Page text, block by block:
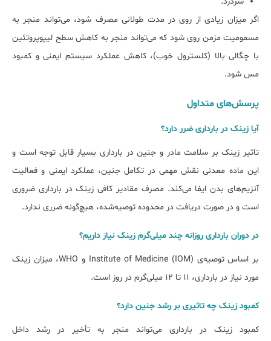
اگر میزان زیادی از روی در مدت طولانی مصرف شود، می‌تواند منجر به
مسمومیت مزمن روی شود که می‌تواند منجر به کاهش سطح لیپوپروتئین
با چگالی بالا (کلسترول خوب)، کاهش عملکرد سیستم ایمنی و کمبود
مس شود.
پرسش‌های متداول
آیا زینک در ﺑﺎرداری ﺿﺮر دارد؟
تاثیر زینک ﺑﺮ ﺳﻼﻣﺖ ﻣﺎدر و جنین در بارداری بسیار قابل توجه است و
این ماده معدنی نقش مهمی در تکامل جنین، عملکرد ایمنی و فعالیت
آنزیم‎‌های بدن ایفا می‌کند. مصرف مقادیر کافی زینک در بارداری ضروری
است و در صورت دریافت در محدوده توصیه‌شده، هیچ‌گونه ضرری ندارد.
در دوران ﺑﺎرداری روزاﻧﻪ چند میلی‌گرم زینک ﻧﯿﺎز دارﯾﻢ؟
بر اساس توصیه‌ی Institute of Medicine (IOM) و WHO، میزان زینک
ﻣﻮرد ﻧﯿﺎز در ﺑﺎرداری، ۱۱ تا ۱۲ میلی‌گرم در روز است.
کمبود زینک چه تاثیری ﺑﺮ رﺷﺪ جنین دارد؟
کمبود زینک در بارداری می‌تواند منجر به تأخیر در رشد داخل